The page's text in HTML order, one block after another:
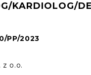
KARDIOLOG/
PP/2023
o.o.